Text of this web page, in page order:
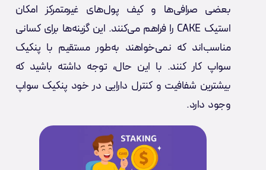
بعضی صرافی‌ها و کیف پول‌های غیرمتمرکز امکان
استیک CAKE را فراهم می‌کنند. این گزینه‌ها برای کسانی
مناسب‌اند که نمی‌خواهند به‌طور مستقیم با پنکیک
سواپ کار کنند. با این حال، توجه داشته باشید که
بیشترین شفافیت و کنترل دارایی در خود پنکیک سواپ
وجود دارد.